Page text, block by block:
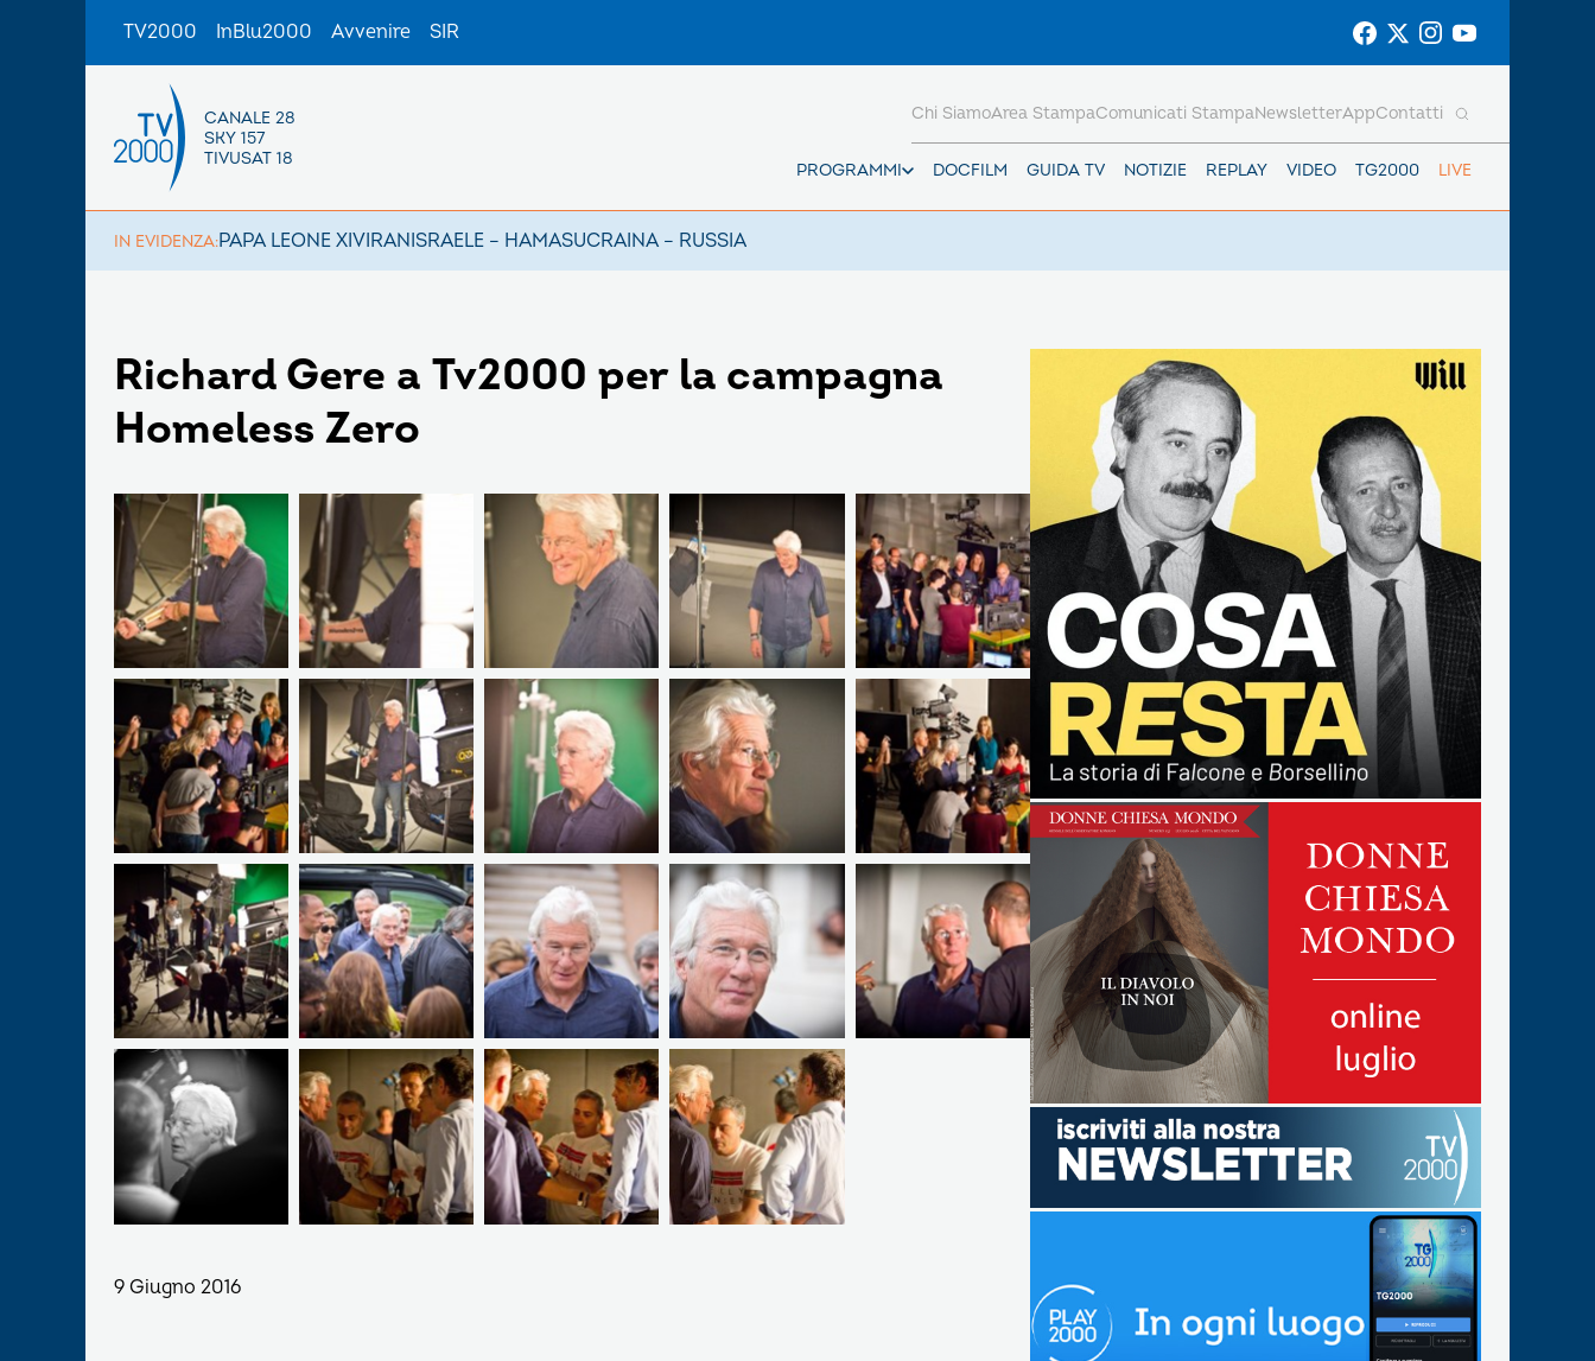
TV2000 InBlu2000 Avvenire SIR
CANALE 28
SKY 157
TIVUSAT 18
PROGRAMMI DOCFILM GUIDA TV NOTIZIE REPLAY VIDEO TG2000 LIVE
Chi SiamoArea StampaComunicati StampaNewsletterAppContatti
IN EVIDENZA:PAPA LEONE XIVIRANISRAELE – HAMASUCRAINA – RUSSIA
Richard Gere a Tv2000 per la campagna
Homeless Zero
9 Giugno 2016